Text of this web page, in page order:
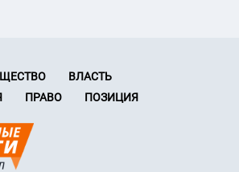
ВЛАСТЬ
ПРАВО ПОЗИЦИЯ